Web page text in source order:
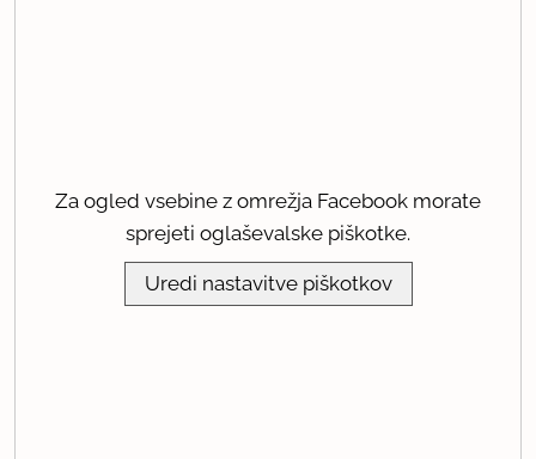
Za ogled vsebine z omrežja Facebook morate
sprejeti oglaševalske piškotke.
Uredi nastavitve piškotkov